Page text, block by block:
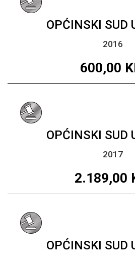
OPĆINSKI SUD
2016
600,00
OPĆINSKI SUD
2017
2.189,00
OPĆINSKI SUD